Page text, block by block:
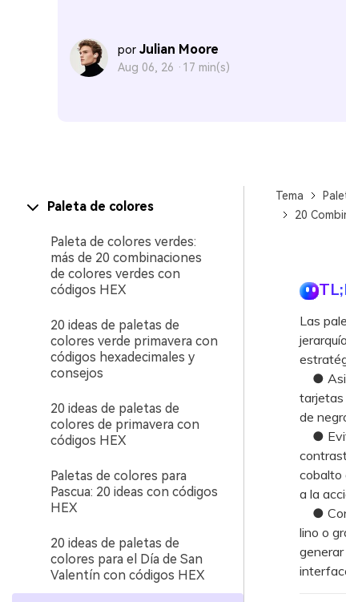
por Julian Moore
Aug 06, 26 · 17 min(s)
Paleta de colores
Paleta de colores verdes:
más de 20 combinaciones
de colores verdes con
códigos HEX
20 ideas de paletas de
colores verde primavera con
códigos hexadecimales y
consejos
20 ideas de paletas de
colores de primavera con
códigos HEX
Paletas de colores para
Pascua: 20 ideas con códigos
HEX
20 ideas de paletas de
colores para el Día de San
Valentín con códigos HEX
Tema
20
Las
●
tarjetas
de
●
cobalto
a la
●
lino o